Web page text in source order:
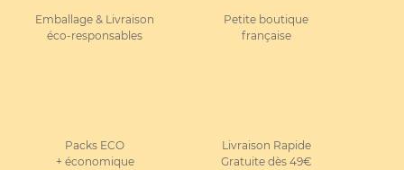
Emballage & Livraison
éco-responsables
Petite boutique
française
Packs ECO
+ économique
Livraison Rapide
Gratuite dès 49€